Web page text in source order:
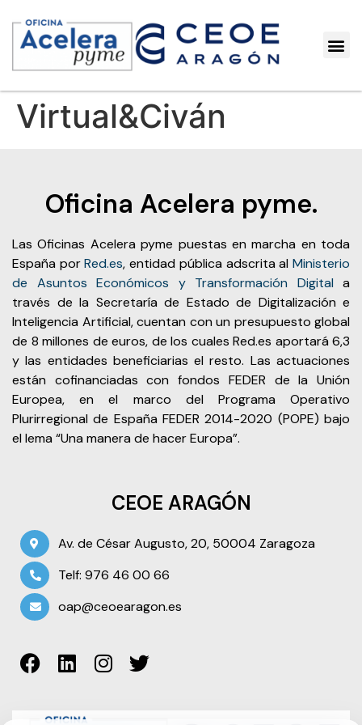
Virtual&Civán
Oficina Acelera pyme.
Las Oficinas Acelera pyme puestas en marcha en toda
España porRed.es, entidad pública adscrita alMinisterio
de Asuntos Económicos y Transformación Digital a
través de la Secretaría de Estado de Digitalización e
Inteligencia Artificial, cuentan con un presupuesto global
de 8 millones de euros, de los cuales Red.es aportará 6,3
y las entidades beneficiarias el resto. Las actuaciones
están cofinanciadas con fondos FEDER de la Unión
Europea, en el marco del Programa Operativo
Plurirregional de España FEDER 2014-2020 (POPE) bajo
el lema “Una manera de hacer Europa”.
CEOE ARAGÓN
Av. de César Augusto, 20, 50004 Zaragoza
Telf: 976 46 00 66
oap@ceoearagon.es